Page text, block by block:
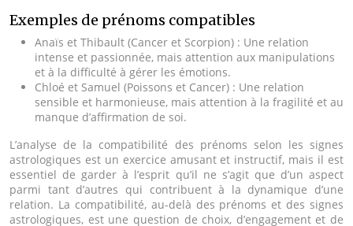
Exemples de prénoms compatibles
Anaïs et Thibault (Cancer et Scorpion) : Une relation
intense et passionnée, mais attention aux manipulations
et à la difficulté à gérer les émotions.
Chloé et Samuel (Poissons et Cancer) : Une relation
sensible et harmonieuse, mais attention à la fragilité et au
manque d’affirmation de soi.
L’analyse de la compatibilité des prénoms selon les signes
astrologiques est un exercice amusant et instructif, mais il est
essentiel de garder à l’esprit qu’il ne s’agit que d’un aspect
parmi tant d’autres qui contribuent à la dynamique d’une
relation. La compatibilité, au-delà des prénoms et des signes
astrologiques, est une question de choix, d’engagement et de